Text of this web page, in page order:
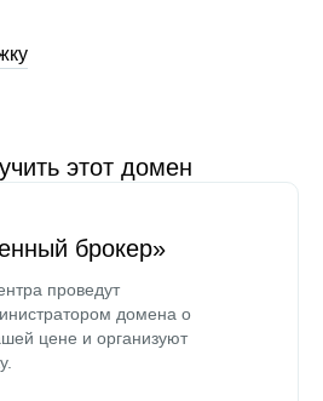
этот домен
брокер»
проведут
домена о
цене и организуют